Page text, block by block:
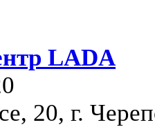
LADA
20, г.